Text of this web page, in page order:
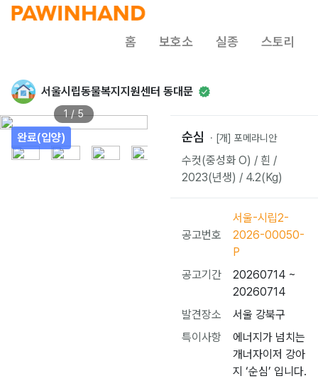
홈 보호소 실종 스토리
서울시립동물복지지원센터 동대문
완료(입양)
1 / 5
순심 · [개] 포메라니안
수컷(중성화 O) / 흰 /
2023(년생) / 4.2(Kg)
공고번호
서울-시립2-
2026-00050-
P
공고기간
20260714 ~
20260714
발견장소
서울 강북구
특이사항
에너지가 넘치는
개너자이저 강아
지 ‘순심’ 입니다.